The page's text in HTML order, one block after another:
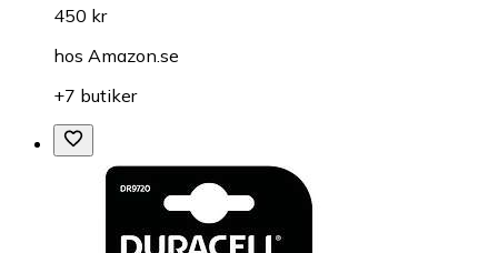
450 kr
hos Amazon.se
+7 butiker